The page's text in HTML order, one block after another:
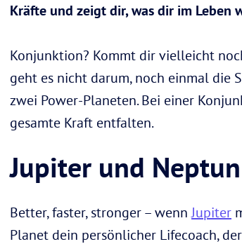
Kräfte und zeigt dir, was dir im Leben
Konjunktion? Kommt dir vielleicht
geht es nicht darum, noch einmal die
zwei Power-Planeten. Bei einer
gesamte Kraft entfalten.
Jupiter und
Better, faster, stronger – wenn Jupiter
Planet dein persönlicher Lifecoach,